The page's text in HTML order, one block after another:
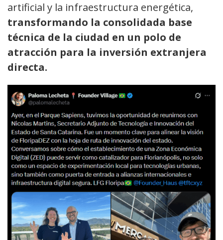
artificial y la infraestructura energética,
transformando la consolidada base
técnica de la ciudad en un polo de
atracción para la inversión extranjera
directa.